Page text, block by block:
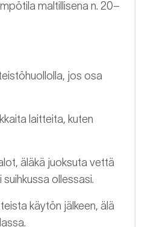
maltillisena n. 20–
jos osa
laitteita, kuten
äläkä juoksuta vettä
suihkussa ollessasi.
käytön jälkeen, älä